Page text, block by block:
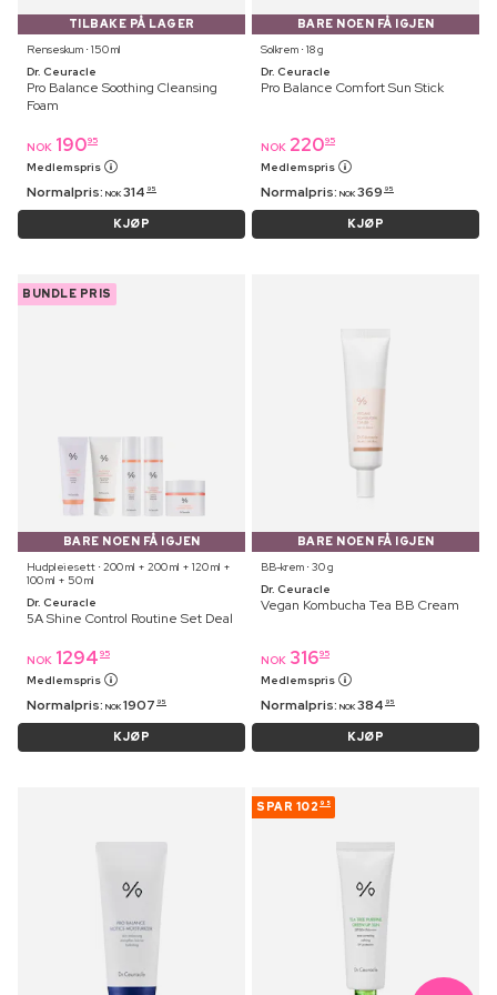
TILBAKE PÅ LAGER
Renseskum ⋅ 150 ml
Dr. Ceuracle
Pro Balance Soothing Cleansing
Foam
NOK 19095
Medlemspris
Normalpris: NOK 314 95
KJØP
BARE NOEN FÅ IGJEN
Solkrem ⋅ 18 g
Dr. Ceuracle
Pro Balance Comfort Sun Stick
NOK 22095
Medlemspris
Normalpris: NOK 369 95
KJØP
BUNDLE PRIS
BARE NOEN FÅ IGJEN
Hudpleiesett ⋅ 200 ml + 200 ml + 120 ml +
100 ml + 50 ml
Dr. Ceuracle
5A Shine Control Routine Set Deal
NOK 1294 95
Medlemspris
Normalpris: NOK 1907 95
KJØP
BARE NOEN FÅ IGJEN
BB-krem ⋅ 30 g
Dr. Ceuracle
Vegan Kombucha Tea BB Cream
NOK 31695
Medlemspris
Normalpris: NOK 384 95
KJØP
SPAR 102 95